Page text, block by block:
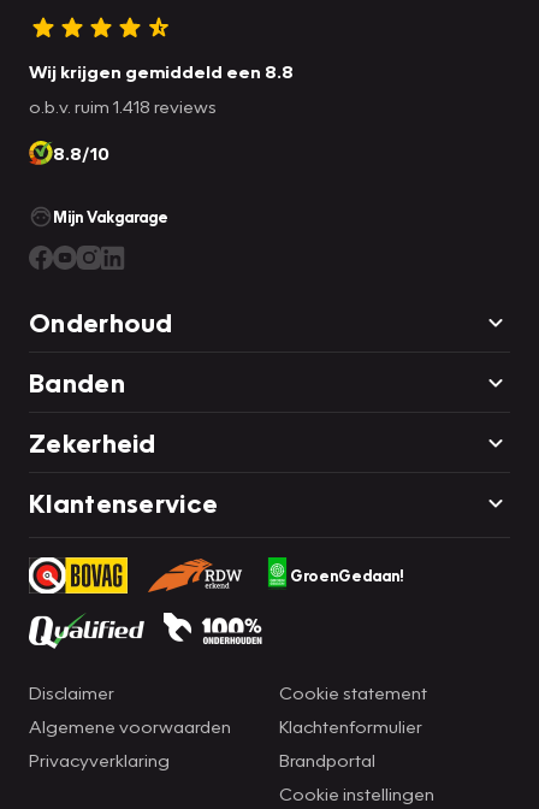
Wij krijgen gemiddeld een 8.8
o.b.v. ruim 1.418 reviews
8.8/10
Mijn Vakgarage
Onderhoud
Banden
Zekerheid
Klantenservice
GroenGedaan!
Disclaimer
Algemene voorwaarden
Privacyverklaring
Cookie statement
Klachtenformulier
Brandportal
Cookie instellingen